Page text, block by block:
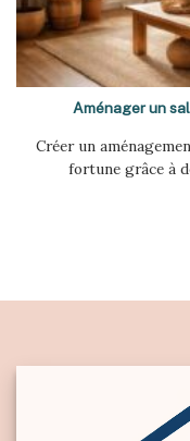
Aménager un
Créer un
fortune grâce à